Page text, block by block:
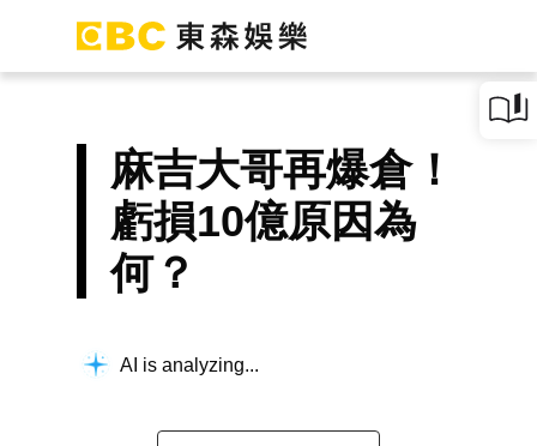
麻吉大哥再爆倉！
虧損10億原因為
何？
AI is analyzing...